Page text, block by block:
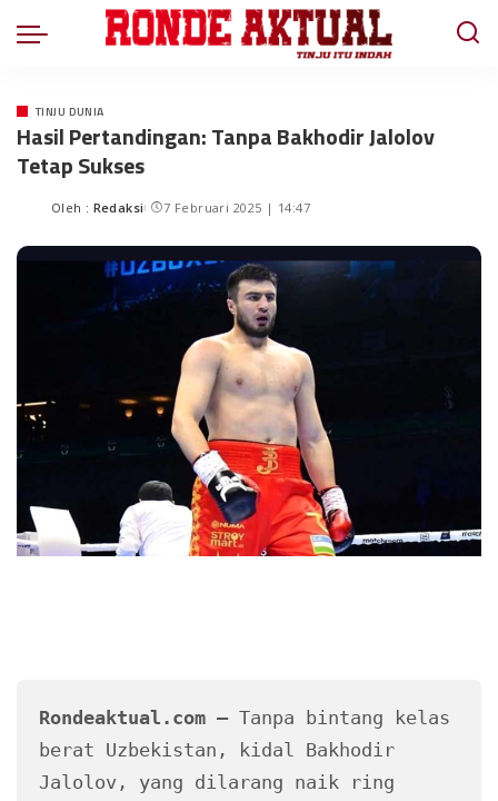
TINJU DUNIA
Hasil Pertandingan: Tanpa Bakhodir Jalolov
Tetap Sukses
Oleh : Redaksi 7 Februari 2025 | 14:47
Rondeaktual.com – Tanpa bintang kelas
berat Uzbekistan, kidal Bakhodir
Jalolov, yang dilarang naik ring